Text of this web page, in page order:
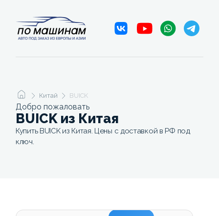
Китай BUICK
Добро пожаловать
BUICK из Китая
Купить BUICK из Китая. Цены с доставкой в РФ под
ключ.